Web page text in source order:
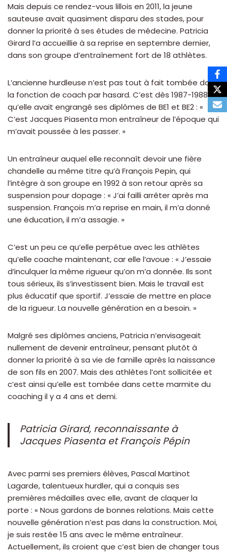
Mais depuis ce rendez-vous lillois en 2011, la jeune
sauteuse avait quasiment disparu des stades, pour
donner la priorité à ses études de médecine. Patricia
Girard l’a accueillie à sa reprise en septembre dernier,
dans son groupe d’entraînement fort de 18 athlètes.
L’ancienne hurdleuse n’est pas tout à fait tombée dans
la fonction de coach par hasard. C’est dès 1987-1988
qu’elle avait engrangé ses diplômes de BE1 et BE2 : «
C’est Jacques Piasenta mon entraîneur de l’époque qui
m’avait poussée à les passer. »
Un entraîneur auquel elle reconnaît devoir une fière
chandelle au même titre qu’à François Pepin, qui
l’intègre à son groupe en 1992 à son retour après sa
suspension pour dopage : « J’ai failli arrêter après ma
suspension. François m’a reprise en main, il m’a donné
une éducation, il m’a assagie. »
C’est un peu ce qu’elle perpétue avec les athlètes
qu’elle coache maintenant, car elle l’avoue : « J’essaie
d’inculquer la même rigueur qu’on m’a donnée. Ils sont
tous sérieux, ils s’investissent bien. Mais le travail est
plus éducatif que sportif. J’essaie de mettre en place
de la rigueur. La nouvelle génération en a besoin. »
Malgré ses diplômes anciens, Patricia n’envisageait
nullement de devenir entraîneur, pensant plutôt à
donner la priorité à sa vie de famille après la naissance
de son fils en 2007. Mais des athlètes l’ont sollicitée et
c’est ainsi qu’elle est tombée dans cette marmite du
coaching il y a 4 ans et demi.
Patricia Girard, reconnaissante à
Jacques Piasenta et François Pépin
Avec parmi ses premiers élèves, Pascal Martinot
Lagarde, talentueux hurdler, qui a conquis ses
premières médailles avec elle, avant de claquer la
porte : « Nous gardons de bonnes relations. Mais cette
nouvelle génération n’est pas dans la construction. Moi,
je suis restée 15 ans avec le même entraîneur.
Actuellement, ils croient que c’est bien de changer tous